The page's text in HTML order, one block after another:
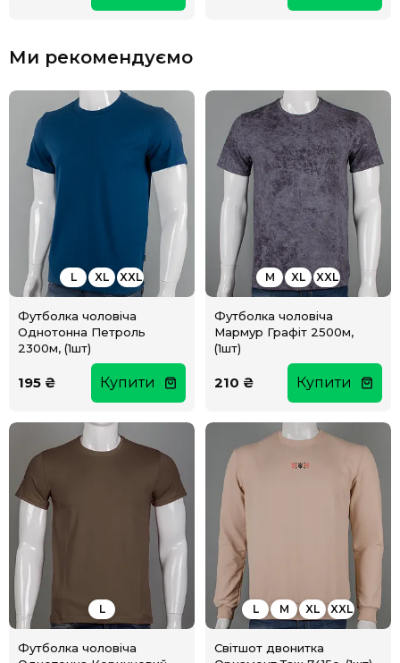
Ми рекомендуємо
L XL XXL
Футболка чоловіча
Однотонна Петроль
2300м, (1шт)
195 ₴ Купити
M XL XXL
Футболка чоловіча
Мармур Графіт 2500м,
(1шт)
210 ₴ Купити
L
Футболка чоловіча
L M XL XXL
Світшот двонитка